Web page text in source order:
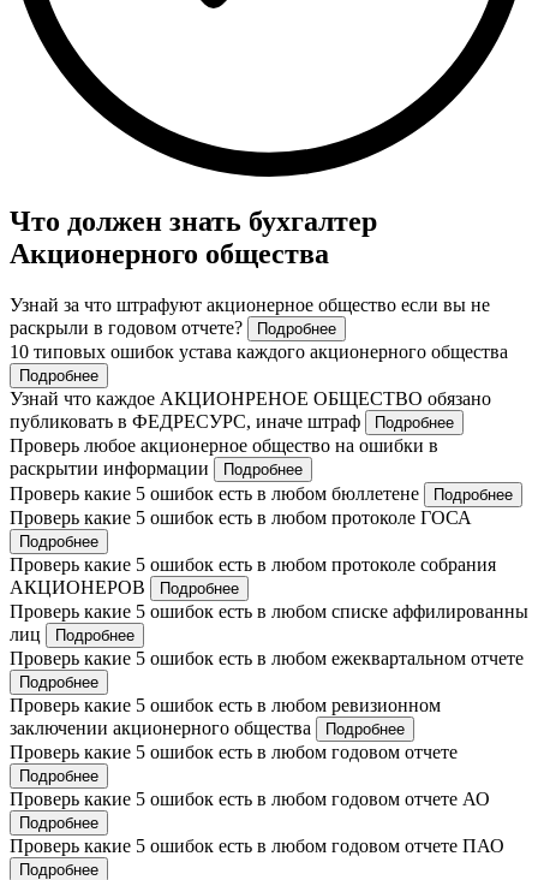
Что должен знать бухгалтер
Акционерного общества
Узнай за что штрафуют акционерное общество если вы не
раскрыли в годовом отчете?
Подробнее
10 типовых ошибок устава каждого акционерного общества
Подробнее
Узнай что каждое АКЦИОНРЕНОЕ ОБЩЕСТВО обязано
публиковать в ФЕДРЕСУРС, иначе штраф
Подробнее
Проверь любое акционерное общество на ошибки в
раскрытии информации
Подробнее
Проверь какие 5 ошибок есть в любом бюллетене Подробнее
Проверь какие 5 ошибок есть в любом протоколе ГОСА
Подробнее
Проверь какие 5 ошибок есть в любом протоколе собрания
АКЦИОНЕРОВ
Подробнее
Проверь какие 5 ошибок есть в любом списке аффилированны
лиц
Подробнее
Проверь какие 5 ошибок есть в любом ежеквартальном отчете
Подробнее
Проверь какие 5 ошибок есть в любом ревизионном
заключении акционерного общества
Подробнее
Проверь какие 5 ошибок есть в любом годовом отчете
Подробнее
Проверь какие 5 ошибок есть в любом годовом отчете АО
Подробнее
Проверь какие 5 ошибок есть в любом годовом отчете ПАО
Подробнее